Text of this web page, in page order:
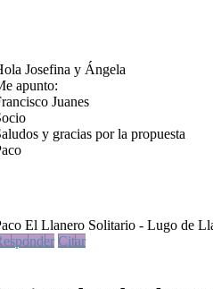
Josefina y Ángela
apunto:
Juanes
y gracias por la propuesta
El Llanero Solitario - Lugo de
Citar